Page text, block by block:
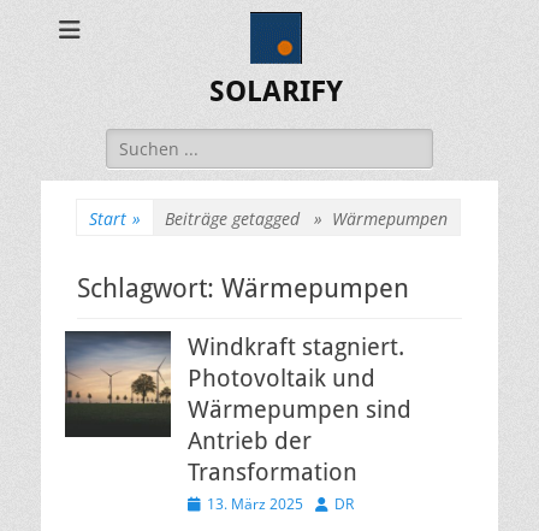
SOLARIFY
Suchen
nach:
Start » Beiträge getagged » Wärmepumpen
Schlagwort: Wärmepumpen
Windkraft stagniert.
Photovoltaik und
Wärmepumpen sind
Antrieb der
Transformation
Veröffentlicht
13. März 2025 Autor
DR